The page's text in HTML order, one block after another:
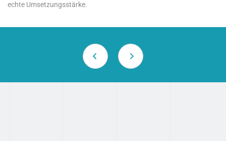
echte Umsetzungsstärke.